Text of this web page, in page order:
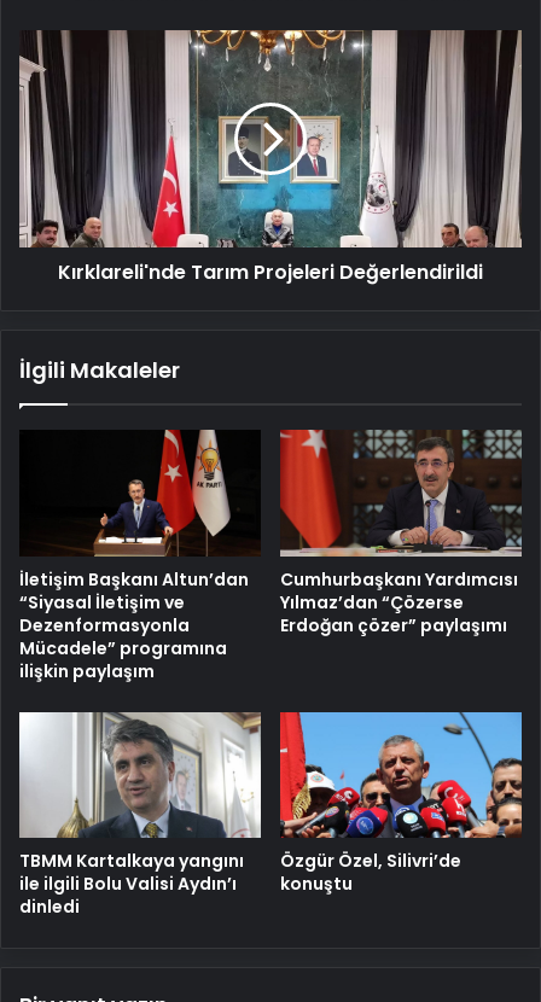
Kırklareli'nde
Tarım
Projeleri
Değerlendirildi
Kırklareli'nde Tarım Projeleri Değerlendirildi
İlgili Makaleler
İletişim Başkanı Altun’dan
“Siyasal İletişim ve
Dezenformasyonla
Mücadele” programına
ilişkin paylaşım
Cumhurbaşkanı Yardımcısı
Yılmaz’dan “Çözerse
Erdoğan çözer” paylaşımı
TBMM Kartalkaya yangını
ile ilgili Bolu Valisi Aydın’ı
dinledi
Özgür Özel, Silivri’de
konuştu